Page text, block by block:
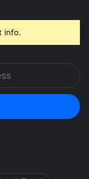
info.